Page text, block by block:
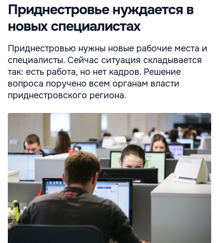
Приднестровье нуждается в
новых специалистах
Приднестровью нужны новые рабочие места и
специалисты. Сейчас ситуация складывается
так: есть работа, но нет кадров. Решение
вопроса поручено всем органам власти
приднестровского региона.